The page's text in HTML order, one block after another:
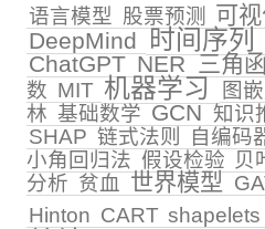
语言模型 股票预测 可
DeepMind 时间序列
ChatGPT NER三角
数 MIT 机器学习 图
林 基础数学 GCN 知识
SHAP 链式法则 自编码
小角回归法 假设检验 贝
分析 贫血 世界模型
Hinton CART shapelets